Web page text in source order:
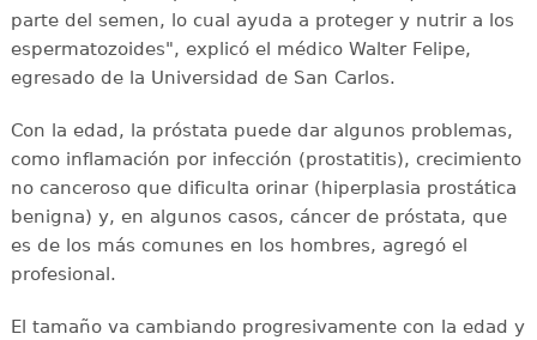
parte del semen, lo cual ayuda a proteger y nutrir a los
espermatozoides", explicó el médico Walter Felipe,
egresado de la Universidad de San Carlos.
Con la edad, la próstata puede dar algunos problemas,
como inflamación por infección (prostatitis), crecimiento
no canceroso que dificulta orinar (hiperplasia prostática
benigna) y, en algunos casos, cáncer de próstata, que
es de los más comunes en los hombres, agregó el
profesional.
El tamaño va cambiando progresivamente con la edad y